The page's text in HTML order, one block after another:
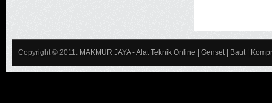
Copyright © 2011. MAKMUR JAYA - Alat Teknik Online | Genset | Baut |